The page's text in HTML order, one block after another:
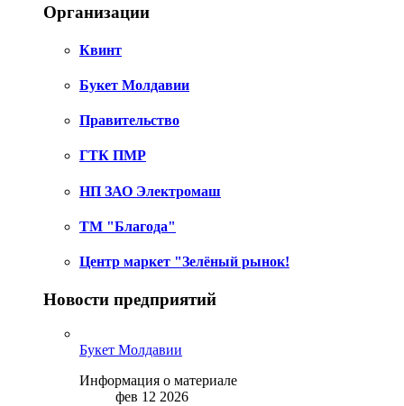
Организации
Квинт
Букет Молдавии
Правительство
ГТК ПМР
НП ЗАО Электромаш
ТМ "Благода"
Центр маркет "Зелёный рынок!
Новости предприятий
Букет Молдавии
Информация о материале
фев 12 2026